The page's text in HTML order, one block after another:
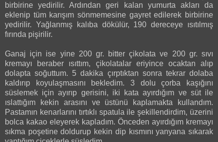
birbirine yedirilir. Ardından geri kalan yumurta akları da
eklenip tüm karışım sönmemesine gayret edilerek birbirine
yedirilir. Yağlanmış kalıba dökülür, 190 dereceye ısıtılmış
fırında pişirilir.
Ganaj için ise yine 200 gr. bitter çikolata ve 200 gr. sıvı
kremayı beraber ısıttım, çikolatalar eriyince ocaktan alıp
dolapta soğuttum. 5 dakika çırptıktan sonra tekrar dolaba
kaldırıp koyulaşmasını bekledim. 3 dolu çorba kaşığını
süslemek için ayırıp gerisini, iki kata ayırdığım ve süt ile
ıslattığım kekin arasını ve üstünü kaplamakta kullandım.
Pastamın kenarlarını tırtıklı spatula ile şekillendirdim, üzerini
bolca kakao eleyerek kapladım. Önceden ayırdığım kremayı
sıkma poşetine doldurup kekin dip kısmını yanyana sıkarak